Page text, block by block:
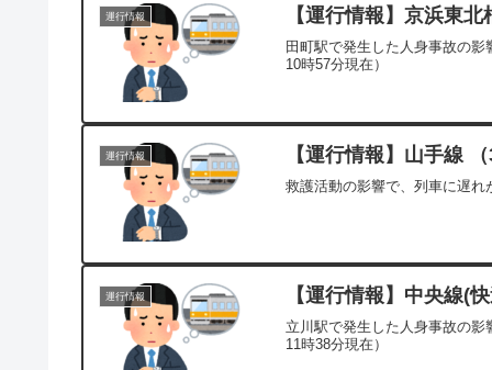
運行情報 【運行情報】京浜東
田町駅で発生した人身事故の
10時57分現在）
運行情報 【運行情報】山手線
救護活動の影響で、列車に遅れ
運行情報 【運行情報】中央線(
立川駅で発生した人身事故の
11時38分現在）